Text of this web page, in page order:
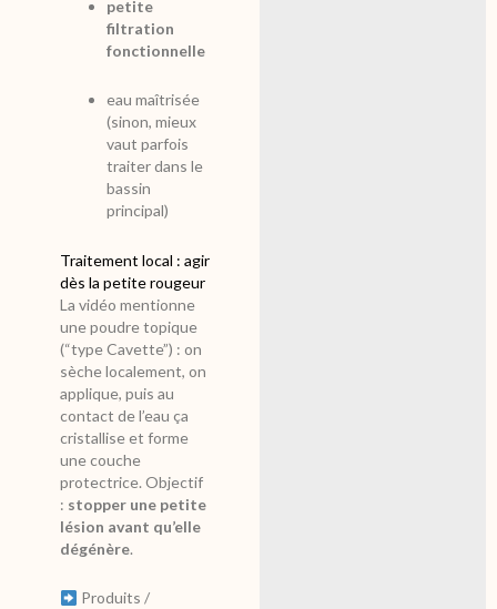
petite
filtration
fonctionnelle
eau maîtrisée
(sinon, mieux
vaut parfois
traiter dans le
bassin
principal)
Traitement local : agir
dès la petite rougeur
La vidéo mentionne
une poudre topique
(“type Cavette”) : on
sèche localement, on
applique, puis au
contact de l’eau ça
cristallise et forme
une couche
protectrice. Objectif
: stopper une petite
lésion avant qu’elle
dégénère.
Produits /